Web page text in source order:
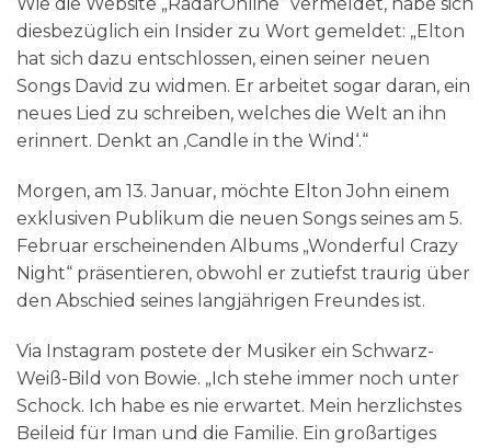
Wie die Website „RadarOnline“ vermeldet, habe sich
diesbezüglich ein Insider zu Wort gemeldet: „Elton
hat sich dazu entschlossen, einen seiner neuen
Songs David zu widmen. Er arbeitet sogar daran, ein
neues Lied zu schreiben, welches die Welt an ihn
erinnert. Denkt an ‚Candle in the Wind‘.“
Morgen, am 13. Januar, möchte Elton John einem
exklusiven Publikum die neuen Songs seines am 5.
Februar erscheinenden Albums „Wonderful Crazy
Night“ präsentieren, obwohl er zutiefst traurig über
den Abschied seines langjährigen Freundes ist.
Via Instagram postete der Musiker ein Schwarz-
Weiß-Bild von Bowie. „Ich stehe immer noch unter
Schock. Ich habe es nie erwartet. Mein herzlichstes
Beileid für Iman und die Familie. Ein großartiges